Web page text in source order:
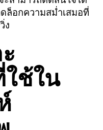
ล็อกความสม่ำเสมอที่
ง
ใช้ใน